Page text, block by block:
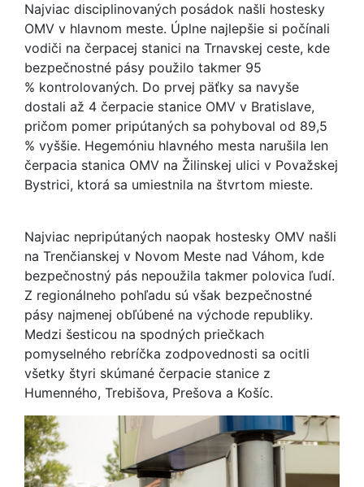
Najviac disciplinovaných posádok našli hostesky
OMV v hlavnom meste. Úplne najlepšie si počínali
vodiči na čerpacej stanici na Trnavskej ceste, kde
bezpečnostné pásy použilo takmer 95
% kontrolovaných. Do prvej päťky sa navyše
dostali až 4 čerpacie stanice OMV v Bratislave,
pričom pomer pripútaných sa pohyboval od 89,5
% vyššie. Hegemóniu hlavného mesta narušila len
čerpacia stanica OMV na Žilinskej ulici v Považskej
Bystrici, ktorá sa umiestnila na štvrtom mieste.
Najviac nepripútaných naopak hostesky OMV našli
na Trenčianskej v Novom Meste nad Váhom, kde
bezpečnostný pás nepoužila takmer polovica ľudí.
Z regionálneho pohľadu sú však bezpečnostné
pásy najmenej obľúbené na východe republiky.
Medzi šesticou na spodných priečkach
pomyselného rebríčka zodpovednosti sa ocitli
všetky štyri skúmané čerpacie stanice z
Humenného, Trebišova, Prešova a Košíc.